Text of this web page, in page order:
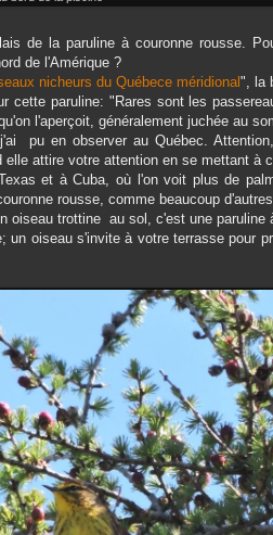
de la paruline à couronne rousse.
de l'Amérique ?
nicheurs du Québece méridional", la
cette paruline: "Rares sont les
l'aperçoit, généralement juchée au
pu en observer au Québec.
attire votre attention en se mettant à
et à Cuba, où l'on voit plus de
rousse, comme beaucoup
oiseau trottine au sol, c'est une
un oiseau s'invite à votre terrasse pour